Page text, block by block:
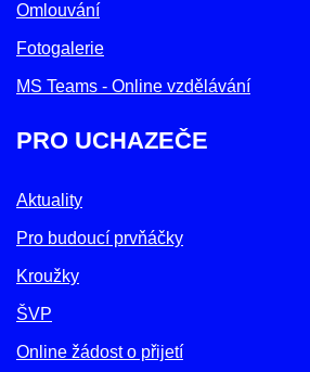
Omlouvání
Fotogalerie
MS Teams - Online vzdělávání
PRO UCHAZEČE
Aktuality
Pro budoucí prvňáčky
Kroužky
ŠVP
Online žádost o přijetí